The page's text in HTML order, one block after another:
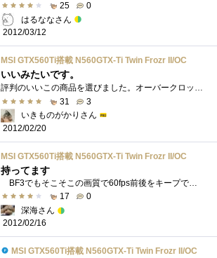
25
0
はるななさん
2012/03/12
MSI GTX560Ti搭載 N560GTX-Ti Twin Frozr II/OC
いいみたいです。
評判のいいこの商品を選びました。オーバークロックしてみたら、ＦＦベンチで8000超えました。でも、実はゲームはやりません。ＣＧソフトを使�...
31
3
いきものがかりさん
2012/02/20
MSI GTX560Ti搭載 N560GTX-Ti Twin Frozr II/OC
持ってます
17
0
深海さん
2012/02/16
MSI GTX560Ti搭載 N560GTX-Ti Twin Frozr II/OC